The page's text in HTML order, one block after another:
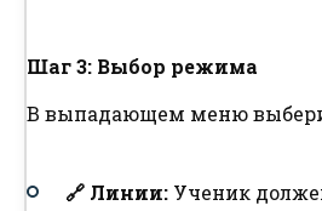
Шаг 3: Выбор режима
В выпадающем меню
🔗 Линии: Ученик